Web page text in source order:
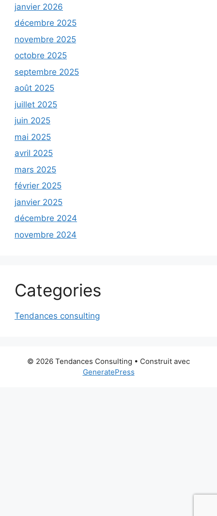
janvier 2026
décembre 2025
novembre 2025
octobre 2025
septembre 2025
août 2025
juillet 2025
juin 2025
mai 2025
avril 2025
mars 2025
février 2025
janvier 2025
décembre 2024
novembre 2024
Categories
Tendances consulting
© 2026 Tendances Consulting • Construit avec
GeneratePress